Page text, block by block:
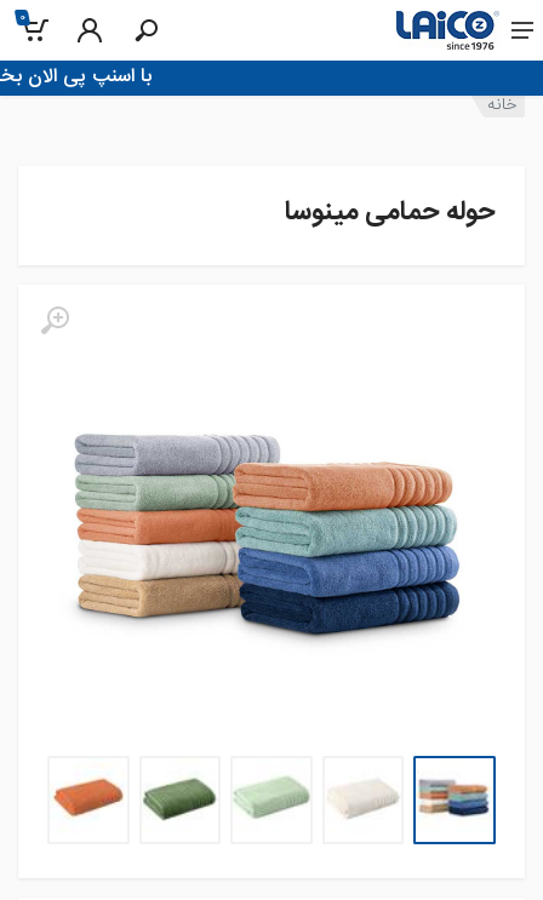
0
!با اسنپ پی الان بخر، تو 4 قسط
خانه
حوله حمامی مینوسا